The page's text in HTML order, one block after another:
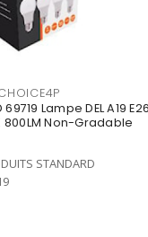
69719 Lampe DEL A19 E26
800LM Non-Gradable
STANDARD